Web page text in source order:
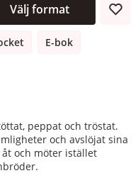
Välj format
E-bok
peppat och tröstat.
och avslöjat sina
och möter istället